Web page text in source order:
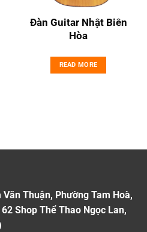
Đàn Guitar Nhật Biên
Hòa
READ MORE
Thuận, Phường Tam Hoà,
Shop Thể Thao Ngọc Lan,